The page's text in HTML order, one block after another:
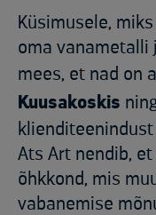
Küsimusele,
oma vanametalli
mees, et nad on
Kuusakoskis
Ats Art nendib,
õhkkond, mis
vabanemise